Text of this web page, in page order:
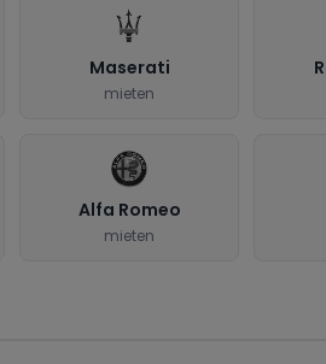
Maserati
mieten
Alfa Romeo
mieten